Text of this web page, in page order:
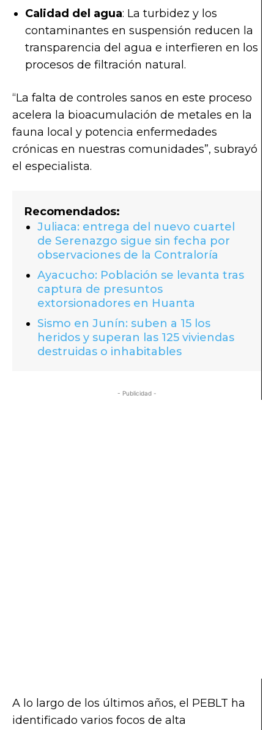
Calidad del agua: La turbidez y los
contaminantes en suspensión reducen la
transparencia del agua e interfieren en los
procesos de filtración natural.
“La falta de controles sanos en este proceso
acelera la bioacumulación de metales en la
fauna local y potencia enfermedades
crónicas en nuestras comunidades”, subrayó
el especialista.
Recomendados:
Juliaca: entrega del nuevo cuartel
de Serenazgo sigue sin fecha por
observaciones de la Contraloría
Ayacucho: Población se levanta tras
captura de presuntos
extorsionadores en Huanta
Sismo en Junín: suben a 15 los
heridos y superan las 125 viviendas
destruidas o inhabitables
- Publicidad -
A lo largo de los últimos años, el PEBLT ha
identificado varios focos de alta